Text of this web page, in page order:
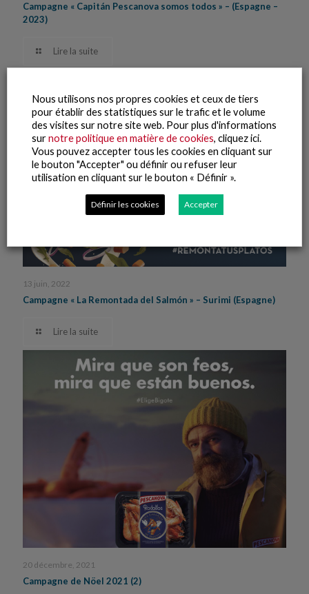
Campagne « Capitán Pescanova somos todos » – (Espagne –
2023)
Lire la suite
13 juin, 2022
Campagne « La Remontada del Salmón » – Surimi (Espagne)
Lire la suite
20 décembre, 2021
Campagne de Nöel 2021 (2)
Nous utilisons nos propres cookies et ceux de tiers
pour établir des statistiques sur le trafic et le volume
des visites sur notre site web. Pour plus d'informations
surnotre politique en matière de cookies, cliquez ici.
Vous pouvez accepter tous les cookies en cliquant sur
le bouton "Accepter" ou définir ou refuser leur
utilisation en cliquant sur le bouton « Définir ».
Définir les cookies Accepter